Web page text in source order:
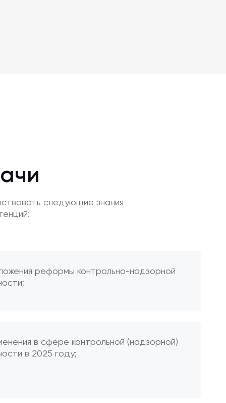
следующие знания
реформы контрольно-надзорной
в сфере контрольной (надзорной)
в 2025 году;